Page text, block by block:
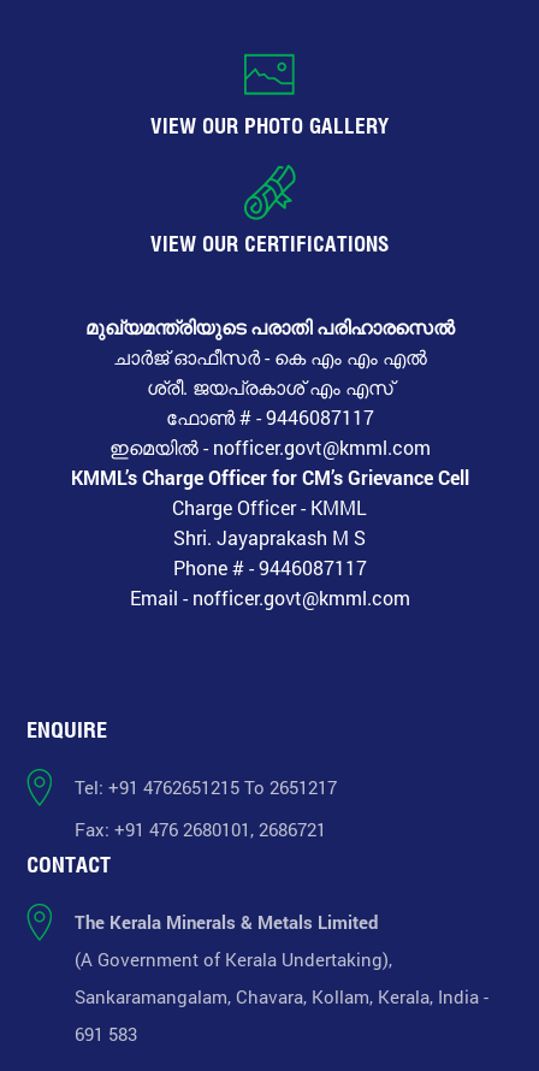
VIEW OUR PHOTO GALLERY
VIEW OUR CERTIFICATIONS
മുഖ്യമന്ത്രിയുടെ പരാതി പരിഹാരസെൽ
ചാർജ് ഓഫീസർ - കെ എം എം എൽ
ശ്രീ. ജയപ്രകാശ് എം എസ്
ഫോൺ # - 9446087117
ഇമെയിൽ - nofficer.govt@kmml.com
KMML’s Charge Officer for CM’s Grievance Cell
Charge Officer - KMML
Shri. Jayaprakash M S
Phone # - 9446087117
Email - nofficer.govt@kmml.com
ENQUIRE
Tel: +91 4762651215 To 2651217
Fax: +91 476 2680101, 2686721
CONTACT
The Kerala Minerals & Metals Limited
(A Government of Kerala Undertaking),
Sankaramangalam, Chavara, Kollam, Kerala, India -
691 583